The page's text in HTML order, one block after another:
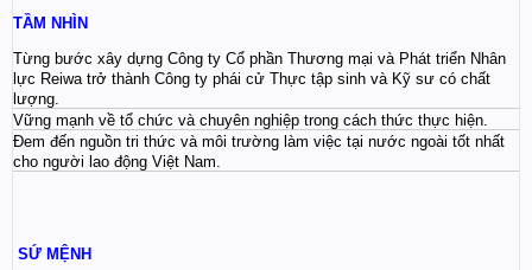
TẦM NHÌN
Từng bước xây dựng Công ty Cổ phần Thương mại và Phát triển Nhân
lực Reiwa trở thành Công ty phái cử Thực tập sinh và Kỹ sư có chất
lượng.
Vững mạnh về tổ chức và chuyên nghiệp trong cách thức thực hiện.
Đem đến nguồn tri thức và môi trường làm việc tại nước ngoài tốt nhất
cho người lao động Việt Nam.
SỨ MỆNH